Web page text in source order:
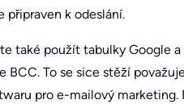
připraven k odeslání.
také použít tabulky Google
BCC. To se sice stěží
pro e-mailový